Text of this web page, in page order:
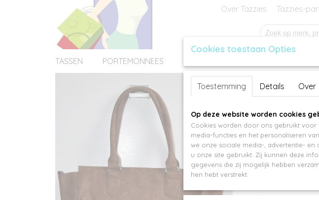
Over Tazzies Tazzies-
TASSEN PORTEMONNEES
Snake
Aantal
Cookies toestaan Opties
Toestemming Details Over
Op deze website worden cookies
Cookies worden door ons gebruikt voor
media-functies en het personaliseren
we onze sociale media-, advertentie-
u onze site gebruikt. Zij kunnen deze
gegevens die zij mogelijk hebben
hen hebt verstrekt.